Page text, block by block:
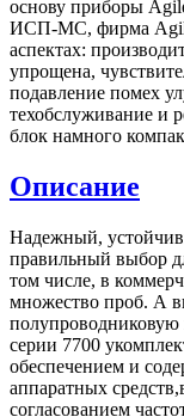
основу приборы
ИСП-МС, фирма
аспектах:
упрощена,
подавление помех
техобслуживание и
блок намного
Описание
Надежный,
правильный выбор
том числе, в
множество проб. А
серии 7700
обеспечением и
аппаратных
согласованием